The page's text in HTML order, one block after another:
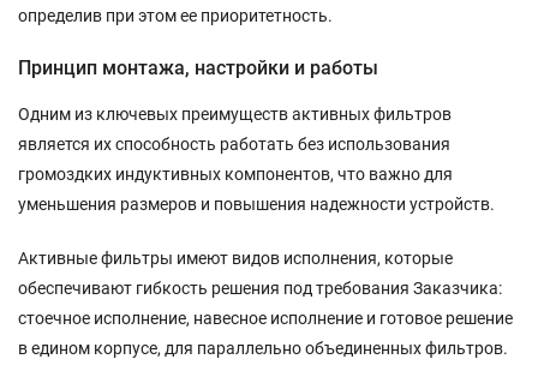
определив при этом ее приоритетность.
Принцип монтажа, настройки и работы
Одним из ключевых преимуществ активных фильтров
является их способность работать без использования
громоздких индуктивных компонентов, что важно для
уменьшения размеров и повышения надежности устройств.
Активные фильтры имеют видов исполнения, которые
обеспечивают гибкость решения под требования Заказчика:
стоечное исполнение, навесное исполнение и готовое решение
в едином корпусе, для параллельно объединенных фильтров.